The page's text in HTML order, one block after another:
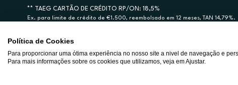
** TAEG CARTÃO DE CRÉDITO RP/ON: 18,5%
Ex. para limite de crédito de €1.500, reembolsado em 12 meses, TAN 14,79%.
A Rádio Popular – Eletrodomésticos S.A. (Registo BdP848) atua como
Política de Cookies
Para proporcionar uma ótima experiência no nosso site a nivel de navegação e
Para mais informações sobre os cookies que utilizamos, veja em Ajustar.